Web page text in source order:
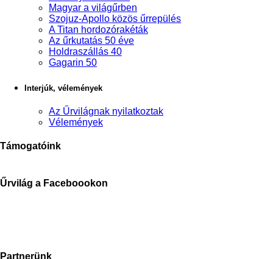
Magyar a világűrben
Szojuz-Apollo közös űrrepülés
A Titan hordozórakéták
Az űrkutatás 50 éve
Holdraszállás 40
Gagarin 50
Interjúk, vélemények
Az Űrvilágnak nyilatkoztak
Vélemények
Támogatóink
Űrvilág a Faceboookon
Partnerünk